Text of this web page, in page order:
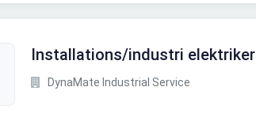
Installations/industri elektriker
DynaMate Industrial Service